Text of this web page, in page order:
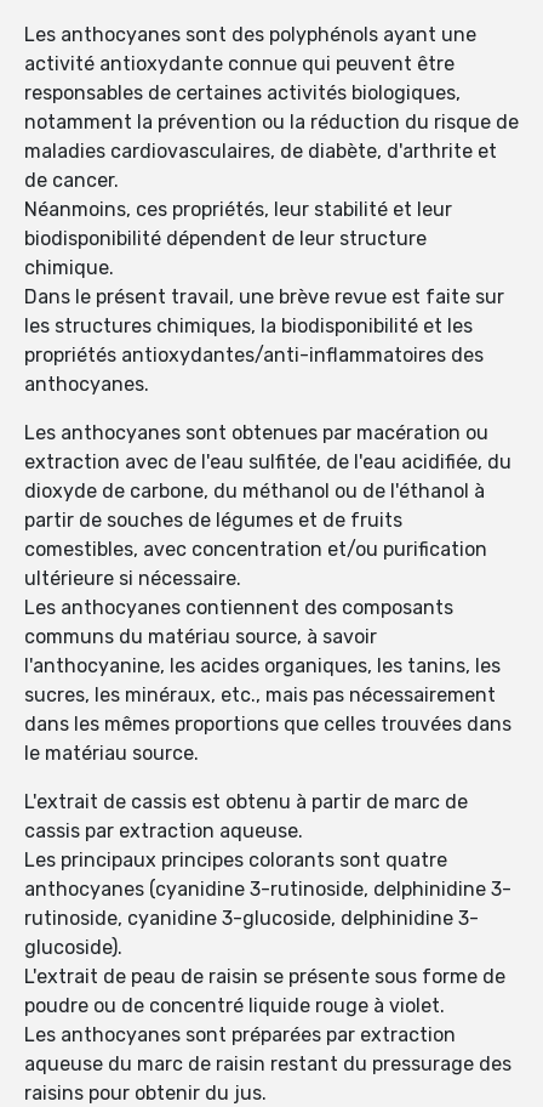
Les anthocyanes sont des polyphénols ayant une
activité antioxydante connue qui peuvent être
responsables de certaines activités biologiques,
notamment la prévention ou la réduction du risque de
maladies cardiovasculaires, de diabète, d'arthrite et
de cancer.
Néanmoins, ces propriétés, leur stabilité et leur
biodisponibilité dépendent de leur structure
chimique.
Dans le présent travail, une brève revue est faite sur
les structures chimiques, la biodisponibilité et les
propriétés antioxydantes/anti-inflammatoires des
anthocyanes.
Les anthocyanes sont obtenues par macération ou
extraction avec de l'eau sulfitée, de l'eau acidifiée, du
dioxyde de carbone, du méthanol ou de l'éthanol à
partir de souches de légumes et de fruits
comestibles, avec concentration et/ou purification
ultérieure si nécessaire.
Les anthocyanes contiennent des composants
communs du matériau source, à savoir
l'anthocyanine, les acides organiques, les tanins, les
sucres, les minéraux, etc., mais pas nécessairement
dans les mêmes proportions que celles trouvées dans
le matériau source.
L'extrait de cassis est obtenu à partir de marc de
cassis par extraction aqueuse.
Les principaux principes colorants sont quatre
anthocyanes (cyanidine 3-rutinoside, delphinidine 3-
rutinoside, cyanidine 3-glucoside, delphinidine 3-
glucoside).
L'extrait de peau de raisin se présente sous forme de
poudre ou de concentré liquide rouge à violet.
Les anthocyanes sont préparées par extraction
aqueuse du marc de raisin restant du pressurage des
raisins pour obtenir du jus.